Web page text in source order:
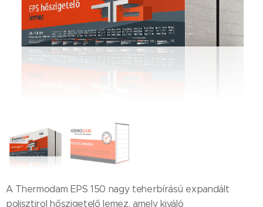
A Thermodam EPS 150 nagy teherbírású expandált
polisztirol hőszigetelő lemez, amely kiváló